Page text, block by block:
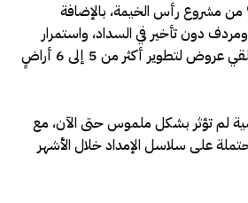
إلى بيع نحو 90% من مشروع رأس الخيمة، بالإضافة
دون تأخير في السداد، واستمرار
الاستثمارات في أنغولا وتلقي عروض لتطوير أكثر من 5 إلى 6 أراضٍ
لم تؤثر بشكل ملموس حتى الآن، مع
على سلاسل الإمداد خلال الأشهر